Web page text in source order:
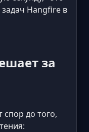
задач Hangfire в
за
до того,